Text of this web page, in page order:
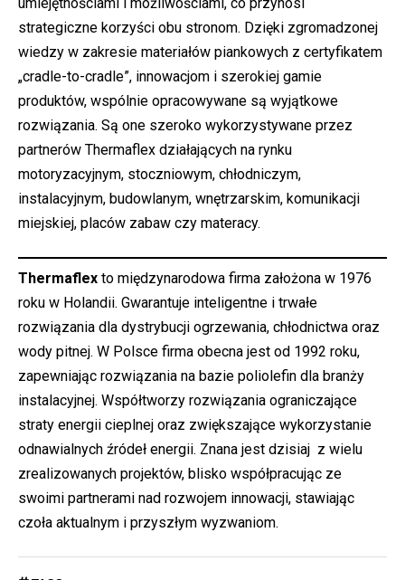
strategiczne korzyści obu stronom. Dzięki zgromadzonej
wiedzy w zakresie materiałów piankowych z certyfikatem
„cradle-to-cradle”, innowacjom i szerokiej gamie
produktów, wspólnie opracowywane są wyjątkowe
rozwiązania. Są one szeroko wykorzystywane przez
partnerów Thermaflex działających na rynku
motoryzacyjnym, stoczniowym, chłodniczym,
instalacyjnym, budowlanym, wnętrzarskim, komunikacji
miejskiej, placów zabaw czy materacy.
Thermaflex to międzynarodowa firma założona w 1976
roku w Holandii. Gwarantuje inteligentne i trwałe
rozwiązania dla dystrybucji ogrzewania, chłodnictwa oraz
wody pitnej. W Polsce firma obecna jest od 1992 roku,
zapewniając rozwiązania na bazie poliolefin dla branży
instalacyjnej. Współtworzy rozwiązania ograniczające
straty energii cieplnej oraz zwiększające wykorzystanie
odnawialnych źródeł energii. Znana jest dzisiaj z wielu
zrealizowanych projektów, blisko współpracując ze
swoimi partnerami nad rozwojem innowacji, stawiając
czoła aktualnym i przyszłym wyzwaniom.